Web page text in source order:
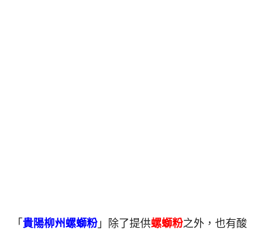
「 貴陽柳州螺螄粉」除了提供螺螄粉之外，也有酸